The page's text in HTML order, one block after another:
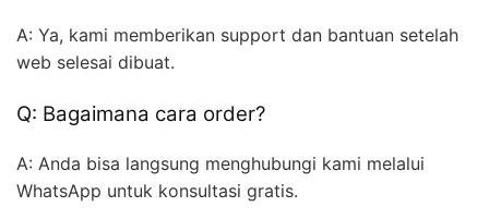
A: Ya, kami memberikan support dan bantuan setelah
web selesai dibuat.
Q: Bagaimana cara order?
A: Anda bisa langsung menghubungi kami melalui
WhatsApp untuk konsultasi gratis.